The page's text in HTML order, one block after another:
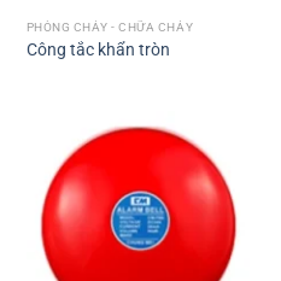
PHÒNG CHÁY - CHỮA CHÁY
Công tắc khẩn tròn